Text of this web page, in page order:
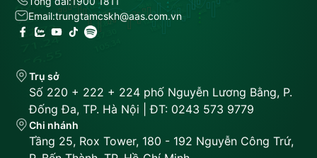
Email:trungtamcskh@aas.com.vn
Trụ sở
Số 220 + 222 + 224 phố Nguyễn Lương Bằng, P.
Đống Đa, TP. Hà Nội | ĐT: 0243 573 9779
Chi nhánh
Tầng 25, Rox Tower, 180 - 192 Nguyễn Công Trứ,